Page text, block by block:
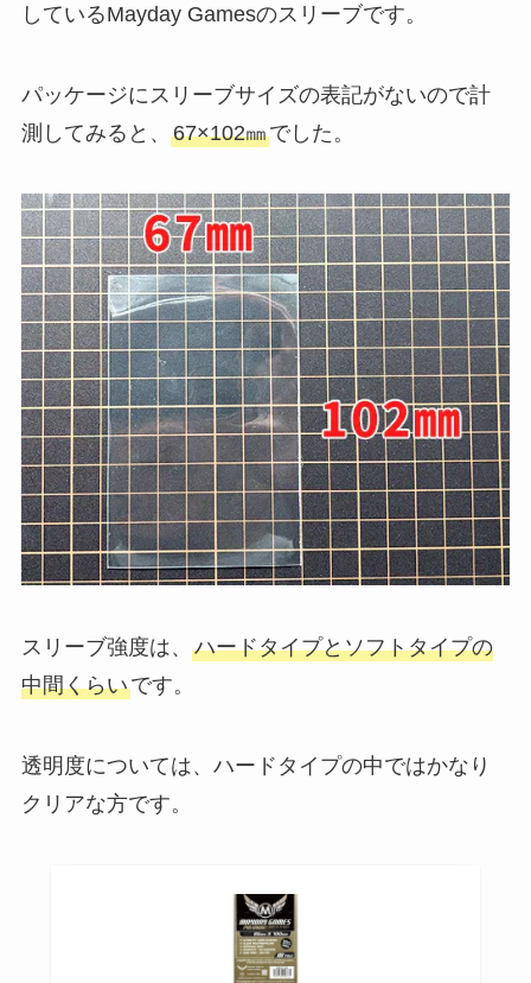
しているMayday Gamesのスリーブです。
パッケージにスリーブサイズの表記がないので計
測してみると、 67×102㎜でした。
スリーブ強度は、 ハードタイプとソフトタイプの
中間くらいです。
透明度については、ハードタイプの中ではかなり
クリアな方です。